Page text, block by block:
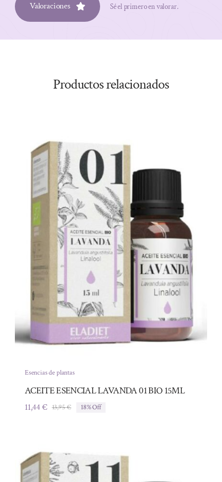
Valoraciones Sé el primero en valorar.
Productos relacionados
Esencias de plantas
ACEITE ESENCIAL LAVANDA 01 BIO 15ML
13,95€El
13,95 €.
11,44€
El
11,44 €.
18% Off